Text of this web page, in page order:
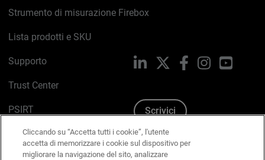
Strumento di misurazione Firebox
Lista prodotti e SKU
Supporto
Trust Center
PSIRT
Politica sui cookie
Informativa sulla privacy
LinkedIn FacebookInstagram
Scrivici
Cliccando su “Accetta tutti i cookie”, l'utente
accetta di memorizzare i cookie sul dispositivo per
migliorare la navigazione del sito, analizzare